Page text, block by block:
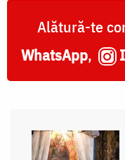
Alătură-te
WhatsApp,